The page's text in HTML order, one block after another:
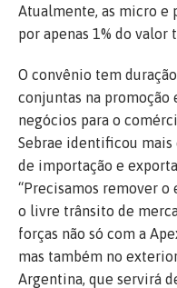
Atualmente, as micro e
por apenas 1% do
O convênio tem
conjuntas na promoção
negócios para o
Sebrae identificou mais
de importação e
“Precisamos remover
o livre trânsito de
forças não só com a
mas também no
Argentina, que servirá